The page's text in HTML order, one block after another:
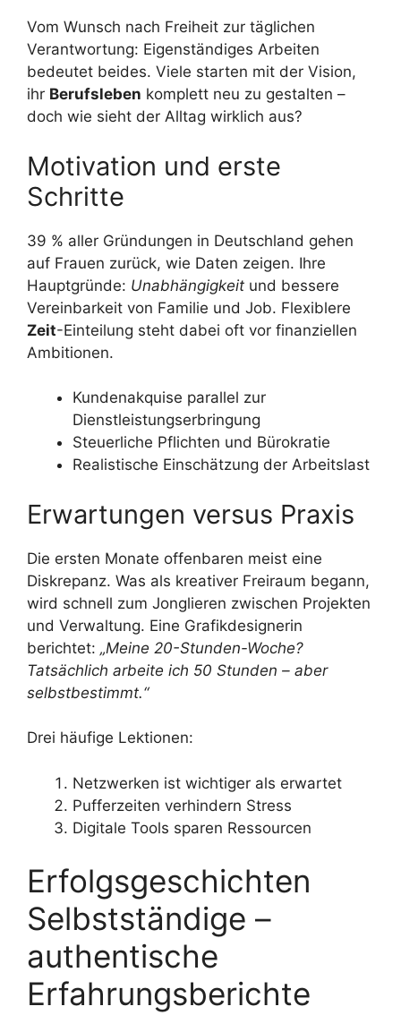
Vom Wunsch nach Freiheit zur täglichen
Verantwortung: Eigenständiges Arbeiten
bedeutet beides. Viele starten mit der Vision,
ihr Berufsleben komplett neu zu gestalten –
doch wie sieht der Alltag wirklich aus?
Motivation und erste
Schritte
39 % aller Gründungen in Deutschland gehen
auf Frauen zurück, wie Daten zeigen. Ihre
Hauptgründe: Unabhängigkeit und bessere
Vereinbarkeit von Familie und Job. Flexiblere
Zeit-Einteilung steht dabei oft vor finanziellen
Ambitionen.
Kundenakquise parallel zur
Dienstleistungserbringung
Steuerliche Pflichten und Bürokratie
Realistische Einschätzung der Arbeitslast
Erwartungen versus Praxis
Die ersten Monate offenbaren meist eine
Diskrepanz. Was als kreativer Freiraum begann,
wird schnell zum Jonglieren zwischen Projekten
und Verwaltung. Eine Grafikdesignerin
berichtet: „Meine 20-Stunden-Woche?
Tatsächlich arbeite ich 50 Stunden – aber
selbstbestimmt.“
Drei häufige Lektionen:
Netzwerken ist wichtiger als erwartet
Pufferzeiten verhindern Stress
Digitale Tools sparen Ressourcen
Erfolgsgeschichten
Selbstständige –
authentische
Erfahrungsberichte